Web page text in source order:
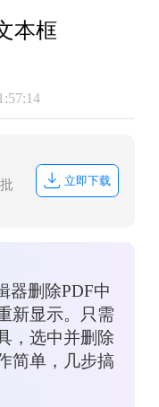
本框
立即下载
器删除PDF中
新显示。只需
，选中并删除
简单，几步搞